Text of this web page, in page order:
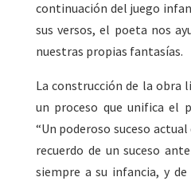
continuación del juego
sus versos, el poeta nos
nuestras propias fantasías.
La construcción de la obra
un proceso que unifica el
“Un poderoso suceso
recuerdo de un suceso
siempre a su infancia, y